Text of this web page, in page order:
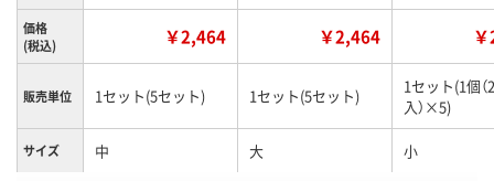
価格
(税込)
￥2,464 ￥2,464
販売単位 1セット(5セット) 1セット(5セット)
1セット(1個（
入）×5)
サイズ 中 大 小